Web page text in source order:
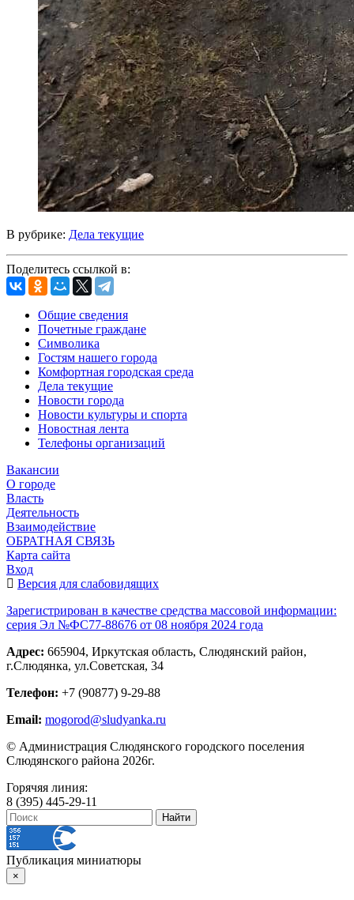
В рубрике: Дела текущие
Поделитесь ссылкой в:
Общие сведения
Почетные граждане
Символика
Гостям нашего города
Комфортная городская среда
Дела текущие
Новости города
Новости культуры и спорта
Новостная лента
Телефоны организаций
Вакансии
О городе
Власть
Деятельность
Взаимодействие
ОБРАТНАЯ СВЯЗЬ
Карта сайта
Вход
Версия для слабовидящих
Зарегистрирован в качестве средства массовой информации:
серия Эл №ФС77-88676 от 08 ноября 2024 года
Адрес: 665904, Иркутская область, Слюдянский район,
г.Слюдянка, ул.Советская, 34
Телефон: +7 (90877) 9-29-88
Email: mogorod@sludyanka.ru
© Администрация Слюдянского городского поселения
Слюдянского района 2026г.
Горячяя линия:
8 (395) 445-29-11
Публикация миниатюры
×